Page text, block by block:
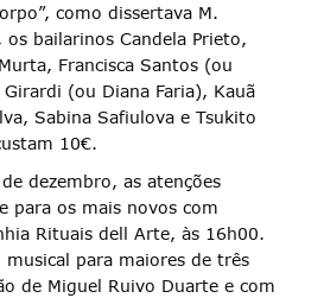
como dissertava M.
os bailarinos Candela Prieto,
Francisca Santos (ou
(ou Diana Faria), Kauã
Sabina Safiulova e Tsukito
10€.
dezembro, as atenções
para os mais novos com
Rituais dell Arte, às 16h00.
musical para maiores de três
de Miguel Ruivo Duarte e com